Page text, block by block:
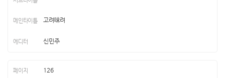
고려味려
신민주
126